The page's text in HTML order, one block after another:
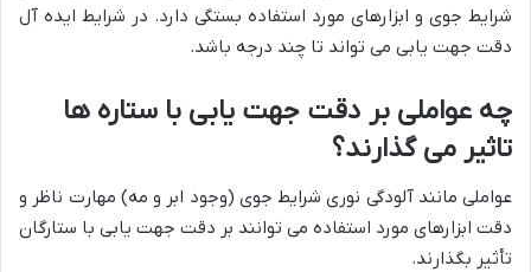
شرایط جوی و ابزارهای مورد استفاده بستگی دارد. در شرایط ایده آل
دقت جهت یابی می تواند تا چند درجه باشد.
چه عواملی بر دقت جهت یابی با ستاره ها
تاثیر می گذارند؟
عواملی مانند آلودگی نوری شرایط جوی (وجود ابر و مه) مهارت ناظر و
دقت ابزارهای مورد استفاده می توانند بر دقت جهت یابی با ستارگان
تأثیر بگذارند.